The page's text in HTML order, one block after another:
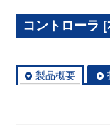
コントローラ
製品概要